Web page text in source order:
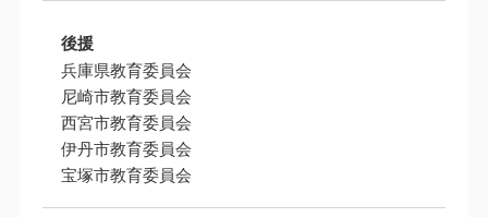
後援
兵庫県教育委員会
尼崎市教育委員会
西宮市教育委員会
伊丹市教育委員会
宝塚市教育委員会